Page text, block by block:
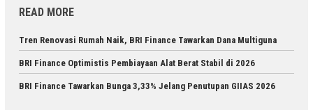
READ MORE
Tren Renovasi Rumah Naik, BRI Finance Tawarkan Dana Multiguna
BRI Finance Optimistis Pembiayaan Alat Berat Stabil di 2026
BRI Finance Tawarkan Bunga 3,33% Jelang Penutupan GIIAS 2026